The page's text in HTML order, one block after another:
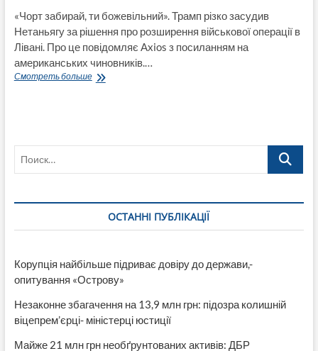
«Чорт забирай, ти божевільний». Трамп різко засудив
Нетаньягу за рішення про розширення військової операції в
Лівані. Про це повідомляє Axios з посиланням на
американських чиновників.…
Смотреть больше«Чорт
війни
Лівані
Поиск…
ОСТАННІ ПУБЛІКАЦІЇ
Корупція найбільше підриває довіру до держави,-
опитування «Острову»
Незаконне збагачення на 13,9 млн грн: підозра колишній
віцепрем’єрці- міністерці юстиції
Майже 21 млн грн необґрунтованих активів: ДБР